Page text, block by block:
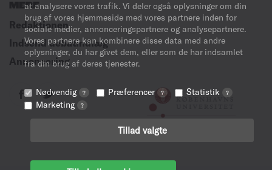
at analysere vores trafik. Vi deler også oplysninger om din
brug af vores hjemmeside med vores partnere inden for
sociale medier, annonceringspartnere og analysepartnere.
Vores partnere kan kombinere disse data med andre
oplysninger, du har givet dem, eller som de har indsamlet
fra din brug af deres tjenester.
Nødvendig ? Præferencer ? Statistik ?
Marketing ?
Tillad valgte
MERE
Redaktionen
Indsend debatindlæg
Annoncering